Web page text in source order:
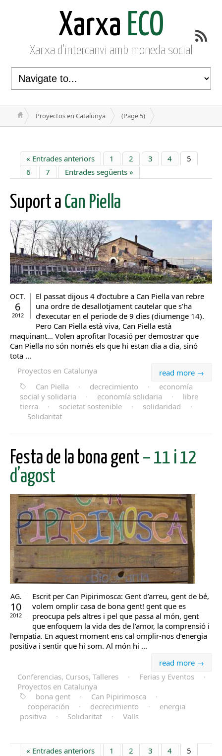
Xarxa ECO
Xarxa d'intercanvi amb moneda social
Proyectos en Catalunya (Page 5)
« Entrades anteriors 1 2 3 4
5
6
7 Entrades següents »
Suport a Can Piella
OCT.
6
2012
El passat dijous 4 d’octubre a Can Piella van rebre
una ordre de desallotjament cautelar que s’ha
d’executar en el periode de 9 dies (diumenge 14).
Pero Can Piella està viva, Can Piella està
maquinant… Volen aprofitar l’ocasió per demostrar que
Can Piella no són només els que hi estan dia a dia, sinó
tota ...
read more →
Proyectos en Catalunya
Can Piella
· decrecimiento ·
economía
social y solidaria
· economía solidaria ·
libre
tierra
· societat sostenible · solidaridad
·
Solidaritat
Festa de la bona gent – 11 i 12
d’agost
AG.
10
2012
Escrit per Can Pipirimosca: Gent d’arreu, gent de bé,
volem omplir casa de bona gent! gent que es
preocupa pels altres i pel que passa al món, gent
que enfoquem la vida des de l’amor, la comprensió i
l’empatia. En aquest moment ens cal omplir-nos d’energia
positiva i sentir que hi som. Al món hi ...
read more →
Conferencias, Cursos, Talleres
· Ferias y Eventos
·
Proyectos en Catalunya
bona gent
· Can Pipirimosca
·
cooperación
· decrecimiento ·
energia
positiva
· Solidaritat · Valls
« Entrades anteriors 1 2 3 4
5